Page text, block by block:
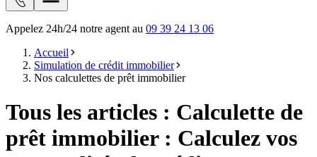
Appelez 24h/24 notre agent au 09 39 24 13 06
Accueil
Simulation de crédit immobilier
Nos calculettes de prêt immobilier
Tous les articles : Calculette de
prêt immobilier : Calculez vos